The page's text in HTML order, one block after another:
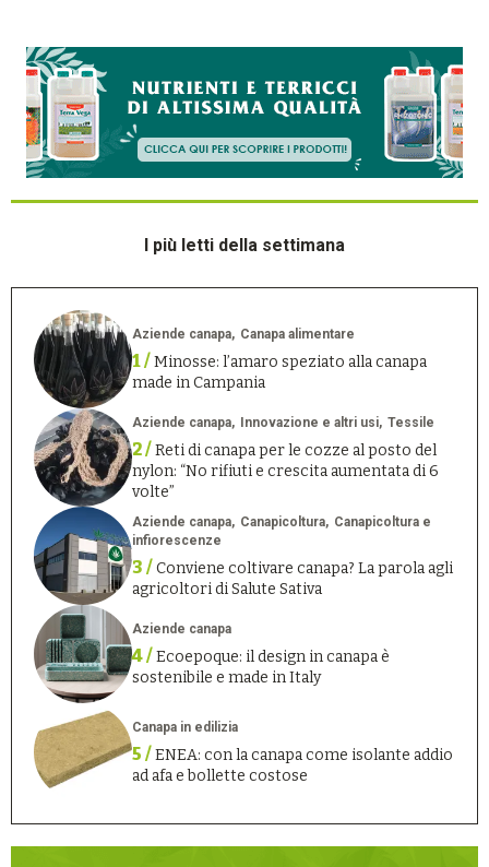
I più letti della settimana
Aziende canapa Canapa alimentare
1 /Minosse: l’amaro speziato alla canapa
made in Campania
Aziende canapa Innovazione e altri usi Tessile
2 /Reti di canapa per le cozze al posto del
nylon: “No rifiuti e crescita aumentata di 6
volte”
Aziende canapa Canapicoltura
Canapicoltura e
infiorescenze
3 /Conviene coltivare canapa? La parola agli
agricoltori di Salute Sativa
Aziende canapa
4 /Ecoepoque: il design in canapa è
sostenibile e made in Italy
Canapa in edilizia
5 /ENEA: con la canapa come isolante addio
ad afa e bollette costose